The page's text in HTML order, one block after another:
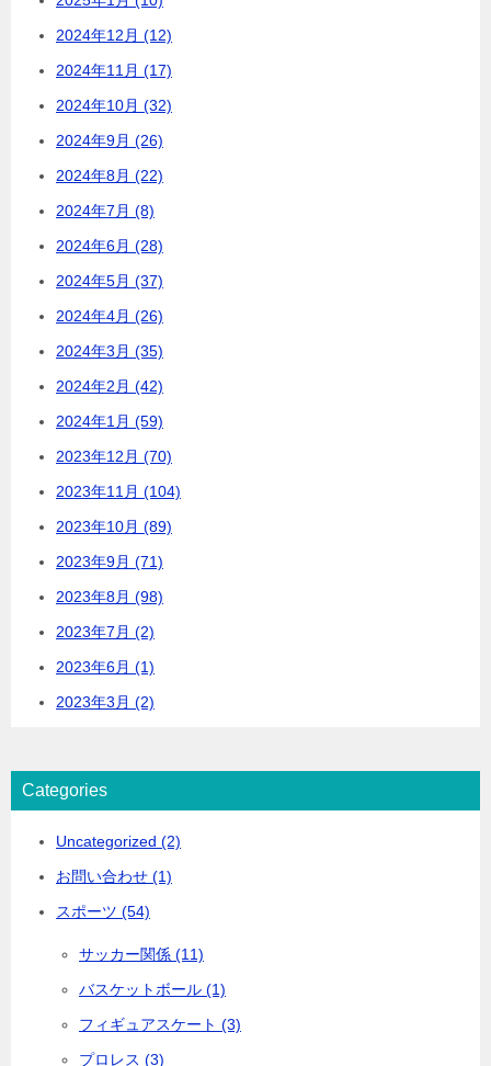
2024年12月 (12)
2024年11月 (17)
2024年10月 (32)
2024年9月 (26)
2024年8月 (22)
2024年7月 (8)
2024年6月 (28)
2024年5月 (37)
2024年4月 (26)
2024年3月 (35)
2024年2月 (42)
2024年1月 (59)
2023年12月 (70)
2023年11月 (104)
2023年10月 (89)
2023年9月 (71)
2023年8月 (98)
2023年7月 (2)
2023年6月 (1)
2023年3月 (2)
Categories
Uncategorized (2)
お問い合わせ (1)
スポーツ (54)
サッカー関係 (11)
バスケットボール (1)
フィギュアスケート (3)
プロレス (3)